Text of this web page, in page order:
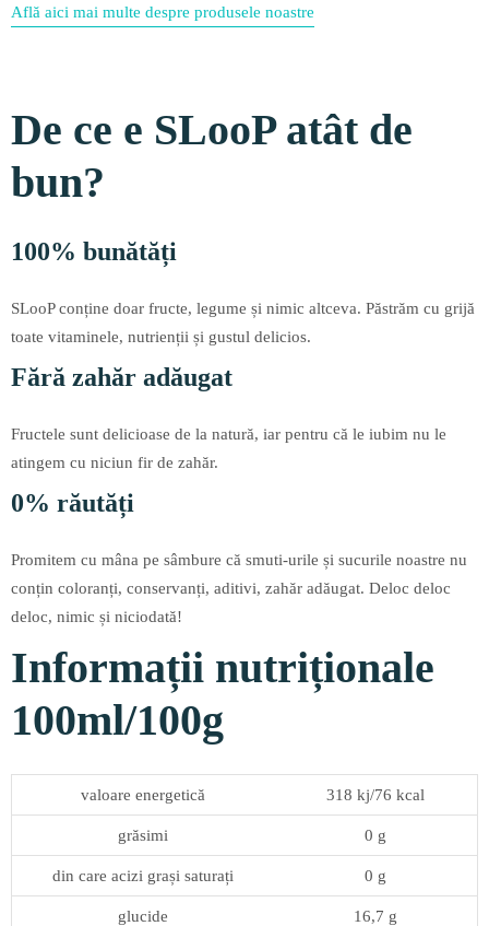
Află aici mai multe despre produsele noastre
De ce e SLooP atât de
bun?
100% bunătăți
SLooP conține doar fructe, legume și nimic altceva. Păstrăm cu grijă
toate vitaminele, nutrienții și gustul delicios.
Fără zahăr adăugat
Fructele sunt delicioase de la natură, iar pentru că le iubim nu le
atingem cu niciun fir de zahăr.
0% răutăți
Promitem cu mâna pe sâmbure că smuti-urile și sucurile noastre nu
conțin coloranți, conservanți, aditivi, zahăr adăugat. Deloc deloc
deloc, nimic și niciodată!
Informații nutriționale
100ml/100g
valoare energetică 318 kj/76 kcal
grăsimi 0 g
din care acizi grași saturați 0 g
glucide 16,7 g